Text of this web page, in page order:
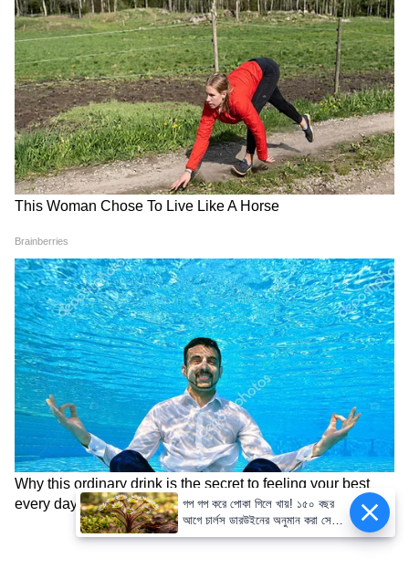
গপ গপ করে পোকা গিলে খায়! ১৫০ বছর
আগে চার্লস ডারউইনের অনুমান করা সেই
আজব গাছের সন্ধান পেলেন বিজ্ঞানীরা